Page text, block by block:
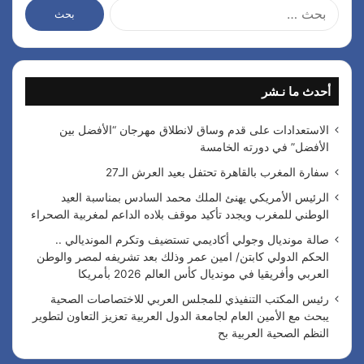
ن
:
أحدث ما نـشر
الاستعدادات على قدم وساق لانطلاق مهرجان “الأفضل بين
الأفضل” في دورته الخامسة
سفارة المغرب بالقاهرة تحتفل بعيد العرش الـ27
الرئيس الأمريكي يهنئ الملك محمد السادس بمناسبة العيد
الوطني للمغرب ويجدد تأكيد موقف بلاده الداعم لمغربية الصحراء
صالة مونديال وجولي أكاديمي تستضيف وتكرم المونديالي ..
الحكم الدولي كابتن/ امين عمر وذلك بعد تشريفه لمصر والوطن
العربي وأفريقيا في مونديال كأس العالم 2026 بأمريكا
رئيس المكتب التنفيذي للمجلس العربي للاختصاصات الصحية
يبحث مع الأمين العام لجامعة الدول العربية تعزيز التعاون لتطوير
النظم الصحية العربية بح